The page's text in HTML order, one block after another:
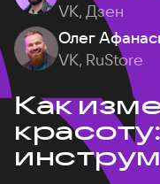
VK, Дзен
Олег
VK, RuStore
Как